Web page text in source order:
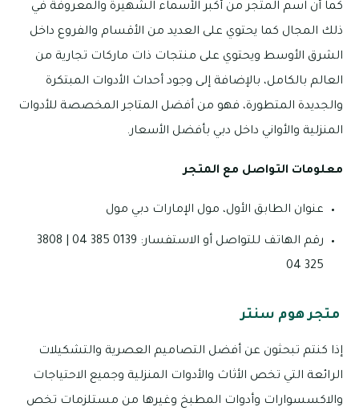
كما أن اسم المتجر من أكبر الأسماء الشهيرة والمعروفة في
ذلك المجال كما يحتوي على العديد من الأقسام والفروع داخل
الشرق الأوسط ويحتوي على منتجات ذات ماركات تجارية من
العالم بالكامل، بالإضافة إلى وجود أحداث الأدوات المبتكرة
والجديدة المتطورة، فهو من أفضل المتاجر المخصصة للأدوات
المنزلية والأواني داخل دبي بأفضل الأسعار.
معلومات التواصل مع المتجر
عنوان الطابق الأول، مول الإمارات دبي مول
رقم الهاتف للتواصل أو الاستفسار: 0139 385 04 | 3808
325 04
متجر هوم سنتر
إذا كنتم تبحثون عن أفضل التصاميم العصرية والتشكيلات
الرائعة التي تخص الأثاث والأدوات المنزلية وجميع الاحتياجات
والاكسسوارات وأدوات المطبخ وغيرها من مستلزمات تخص